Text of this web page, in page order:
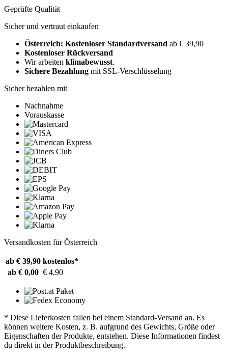
Geprüfte Qualität
Sicher und vertraut einkaufen
Österreich: Kostenloser Standardversand ab € 39,90
Kostenloser Rückversand
Wir arbeiten klimabewusst.
Sichere Bezahlung mit SSL-Verschlüsselung
Sicher bezahlen mit
Nachnahme
Vorauskasse
Versandkosten für Österreich
ab € 39,90 kostenlos*
ab € 0,00 € 4,90
* Diese Lieferkosten fallen bei einem Standard-Versand an. Es
können weitere Kosten, z. B. aufgrund des Gewichts, Größe oder
Eigenschaften der Produkte, entstehen. Diese Informationen findest
du direkt in der Produktbeschreibung.